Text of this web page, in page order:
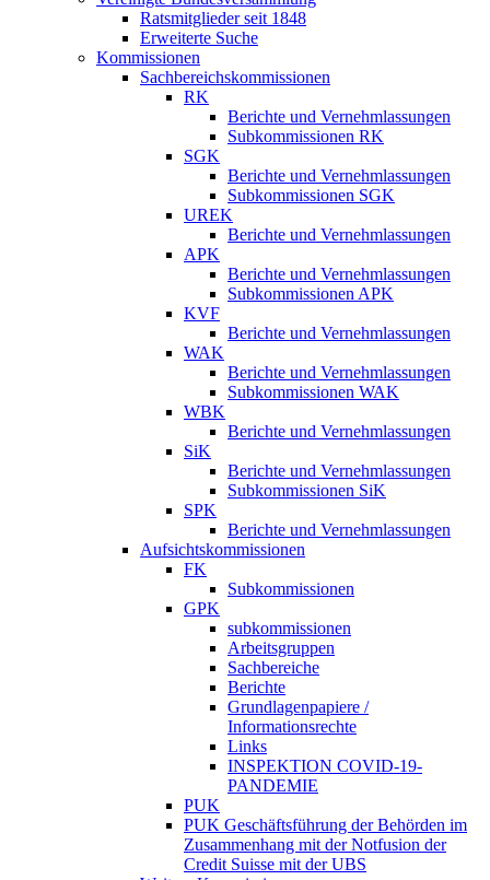
Ratsmitglieder seit 1848
Erweiterte Suche
Kommissionen
Sachbereichskommissionen
RK
Berichte und Vernehmlassungen
Subkommissionen RK
SGK
Berichte und Vernehmlassungen
Subkommissionen SGK
UREK
Berichte und Vernehmlassungen
APK
Berichte und Vernehmlassungen
Subkommissionen APK
KVF
Berichte und Vernehmlassungen
WAK
Berichte und Vernehmlassungen
Subkommissionen WAK
WBK
Berichte und Vernehmlassungen
SiK
Berichte und Vernehmlassungen
Subkommissionen SiK
SPK
Berichte und Vernehmlassungen
Aufsichtskommissionen
FK
Subkommissionen
GPK
subkommissionen
Arbeitsgruppen
Sachbereiche
Berichte
Grundlagenpapiere /
Informationsrechte
Links
INSPEKTION COVID-19-
PANDEMIE
PUK
PUK Geschäftsführung der Behörden im
Zusammenhang mit der Notfusion der
Credit Suisse mit der UBS